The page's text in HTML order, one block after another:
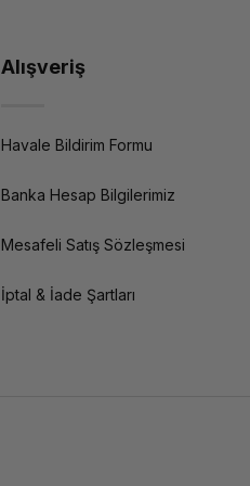
Alışveriş
Havale Bildirim Formu
Banka Hesap Bilgilerimiz
Mesafeli Satış Sözleşmesi
İptal & İade Şartları